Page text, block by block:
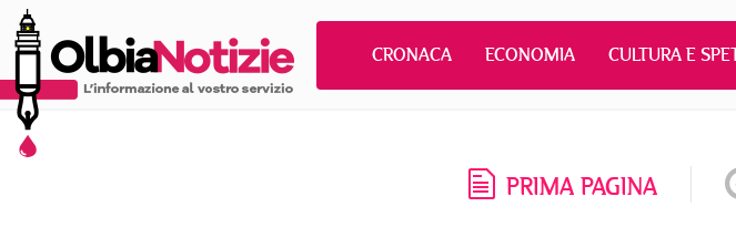
CRONACA ECONOMIA CULTURA E
PRIMA PAGINA